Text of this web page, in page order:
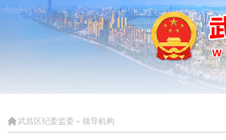
武昌区纪委监委 » 领导机构